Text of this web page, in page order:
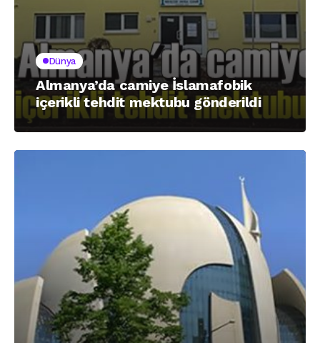
Dünya
Almanya’da camiye İslamafobik
içerikli tehdit mektubu gönderildi